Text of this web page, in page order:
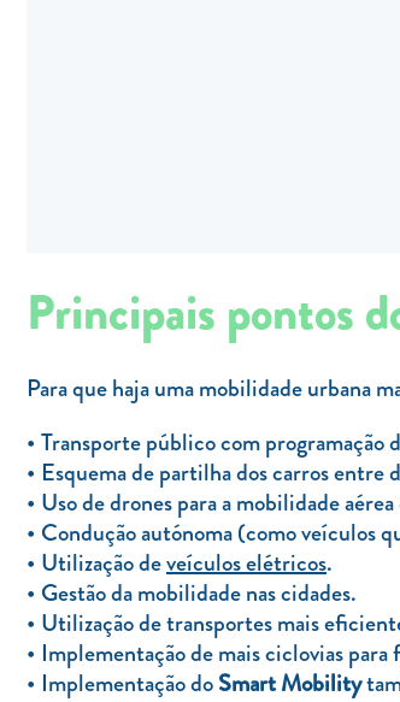
Principais pontos
Para que haja uma mobilidade urbana
Transporte público com programação
Esquema de partilha dos carros entre
Uso de drones para a mobilidade
Condução autónoma (como veículos
Utilização deveículos elétricos.
Gestão da mobilidade nas cidades.
Utilização de transportes mais
Implementação de mais ciclovias
Implementação doSmart Mobility